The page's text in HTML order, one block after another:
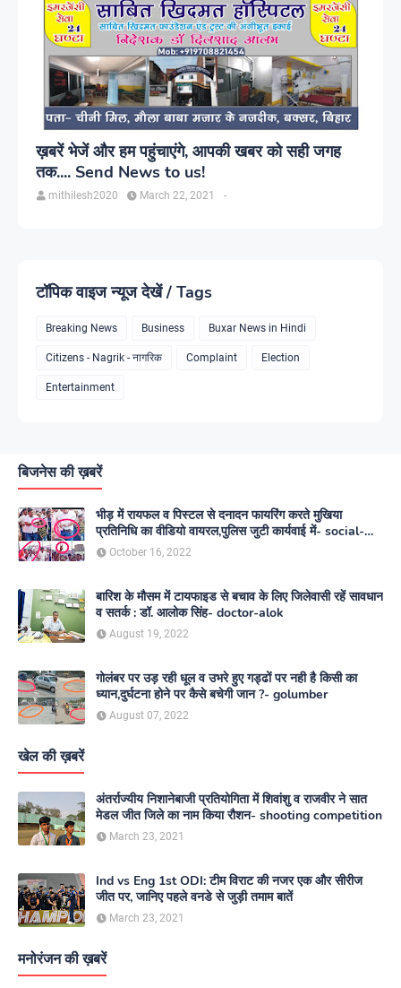
ख़बरें भेजें और हम पहुंचाएंगे, आपकी खबर को सही जगह
तक.... Send News to us!
mithilesh2020 -
March 22, 2021
टॉपिक वाइज न्यूज देखें / Tags
Breaking News Business Buxar News in Hindi
Citizens - Nagrik - नागरिक Complaint Election
Entertainment
बिजनेस की ख़बरें
भीड़ में रायफल व पिस्टल से दनादन फायरिंग करते मुखिया
प्रतिनिधि का वीडियो वायरल,पुलिस जुटी कार्यवाई में- social-
media
October 16, 2022
बारिश के मौसम में टायफाइड से बचाव के लिए जिलेवासी रहें सावधान
व सतर्क : डॉ. आलोक सिंह- doctor-alok
August 19, 2022
गोलंबर पर उड़ रही धूल व उभरे हुए गड्ढों पर नही है किसी का
ध्यान,दुर्घटना होने पर कैसे बचेगी जान ?- golumber
August 07, 2022
खेल की ख़बरें
अंतर्राज्यीय निशानेबाजी प्रतियोगिता में शिवांशु व राजवीर ने सात
मेडल जीत जिले का नाम किया रौशन- shooting competition
March 23, 2021
Ind vs Eng 1st ODI: टीम विराट की नजर एक और सीरीज
जीत पर, जानिए पहले वनडे से जुड़ी तमाम बातें
March 23, 2021
मनोरंजन की ख़बरें